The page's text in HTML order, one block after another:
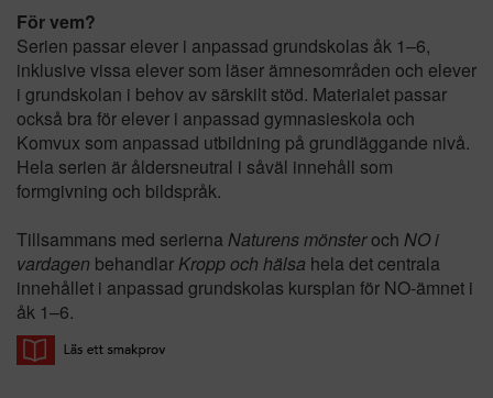
För vem?
Serien passar elever i anpassad grundskolas åk 1–6,
inklusive vissa elever som läser ämnesområden och elever
i grundskolan i behov av särskilt stöd. Materialet passar
också bra för elever i anpassad gymnasieskola och
Komvux som anpassad utbildning på grundläggande nivå.
Hela serien är åldersneutral i såväl innehåll som
formgivning och bildspråk.
Tillsammans med serierna Naturens mönsteroch NO i
vardagen behandlar Kropp och hälsa hela det centrala
innehållet i anpassad grundskolas kursplan för NO-ämnet i
åk 1–6.